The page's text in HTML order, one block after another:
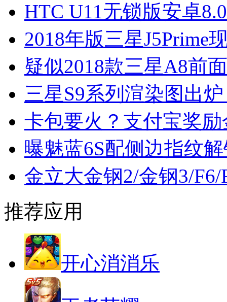
HTC U11无锁版安卓
2018年版三星J5Prime
疑似2018款三星A8前
三星S9系列渲染图出
卡包要火？支付宝奖励
曝魅蓝6S配侧边指纹
金立大金钢2/金钢3/
推荐应用
开心消消乐